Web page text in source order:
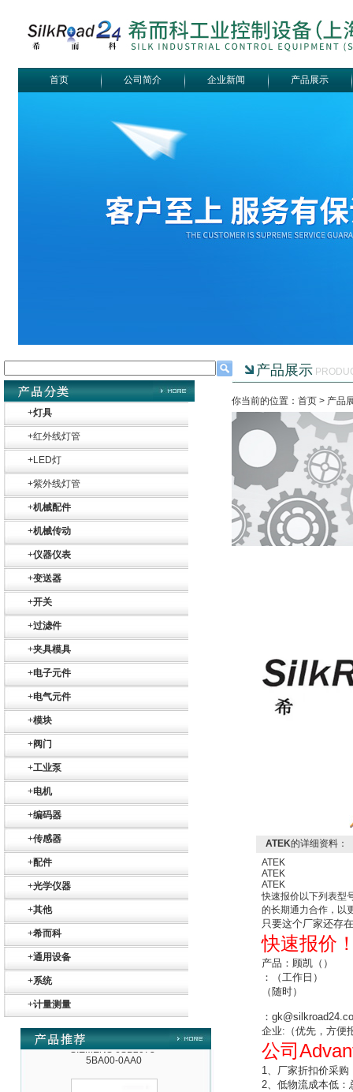
首页 公司简介 企业新闻 产品展示
+灯具
+红外线灯管
+LED灯
+紫外线灯管
+机械配件
+机械传动
+仪器仪表
+变送器
+开关
+过滤件
+夹具模具
+电子元件
+电气元件
+模块
+阀门
+工业泵
+电机
+编码器
+传感器
+配件
+光学仪器
+其他
+希而科
+通用设备
+系统
+计量测量
MFT
ZIGOR
5BA00-0AA0
产品展示
你当前的位置：首页 > 产品
ATEK的详细资料：
ATEK
ATEK
ATEK
快速报价以下列表型
的长期通力合作，以
只要这个厂家还存
快速报价
产品：顾凯（）
：
（工作日）
（随时）
：
企业: （优先，方便
公司
1、厂家折扣价采
2、低物流成本低